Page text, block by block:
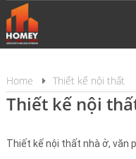
Home Thiết kế nội thất
Thiết kế nội
Thiết kế nội thất nhà ở, văn